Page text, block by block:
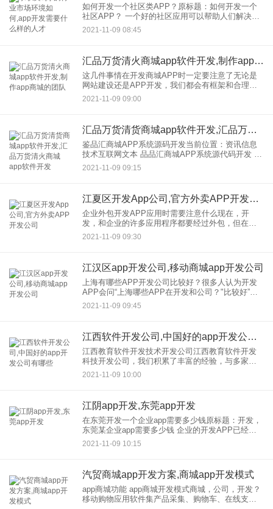
如何开发一个社区类APP？原标题：如何开发一个
社区APP？ 一个好的社区应用可以帮助人们解决生
活和精神上的问题。如今，移动互联网的快速发展
给社区应用带来了机遇。人们可以通过社区app了解
2021-11-09 08:45
汇品万货清火商城app软件开发,制作app商城的团队
这几件事情在开发商城APP时一定要注意了无论是
网站建设还是APP开发，我们都会有框架和合理的
设计，让用户有全新的体验，留下深刻的印象。我
们来看看吧！ 必须有一个标准产品选项 在产品选项
2021-11-09 09:00
汇品万货清货商城app软件开发,汇品万货清火商城app软件开发
鉴品汇商城APP系统源码开发当前位置：资讯信息
技术互联网文本 品品汇商城APP系统源代码开发 分
享给： 发布时间：2021年9月3日。浏览量：11 核心
提示：品鉴交流系统搜索(林
2021-11-09 09:15
江夏区开发App公司,官方外卖APP开发公司
企业外包开发APP应用时需要注意什么现在，开
发，和企业的许多应用程序都要经过外包，但在外
包，市场上有许多种公司应用程序。如果企业不注
意，很有可能你会选择那些不靠谱的外包和公司来
2021-11-09 09:30
江汉区app开发公司,移动商城app开发公司
上海有哪些APP开发公司比较好？很多人认为开发
APP会问“上海哪些APP在开发和公司？"比较好”或
者“如何选择APP外包公司？"我们不能怪用户问这样
的问题，因为开发和公司，特别是上海有很多
2021-11-09 09:45
江西软件开发公司,中国好的app开发公司有哪些
江西教育软件开发技术开发公司江西教育软件开发
科技开发公司，我们积累了丰富的经验，与多家高
校、机构和企业，形成了紧密的战略合作伙伴，为
客户提供了优质的技术支持，包括广东轻工职业技
2021-11-09 10:00
江阴app开发,东莞app开发
在东莞开发一个企业app需要多少钱原标题：开发，
东莞某企业app需要多少钱 企业的开发APP已经成
为常态，而开发APP只需要几千元到几十万不等的
费用。然而，一些企业要求开发是一个满足需求和
2021-11-09 10:15
汽贸商城app开发方案,商城app开发模式
app商城功能 app商城开发模式商城，公司，开发？
移动购物应用软件集产品采集、购物车、在线支